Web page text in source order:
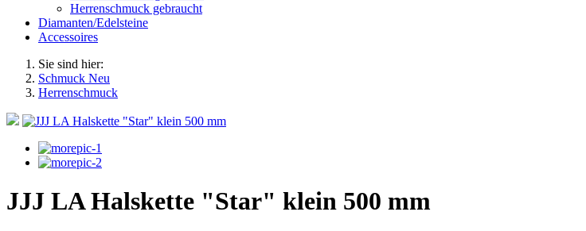
Herrenschmuck gebraucht
Diamanten/Edelsteine
Accessoires
Sie sind hier:
Schmuck Neu
Herrenschmuck
JJJ LA Halskette "Star" klein 500 mm